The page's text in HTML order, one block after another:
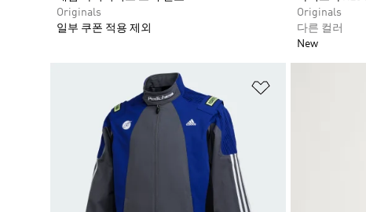
Originals
일부 쿠폰 적용 제외
Originals
다른 컬러
New